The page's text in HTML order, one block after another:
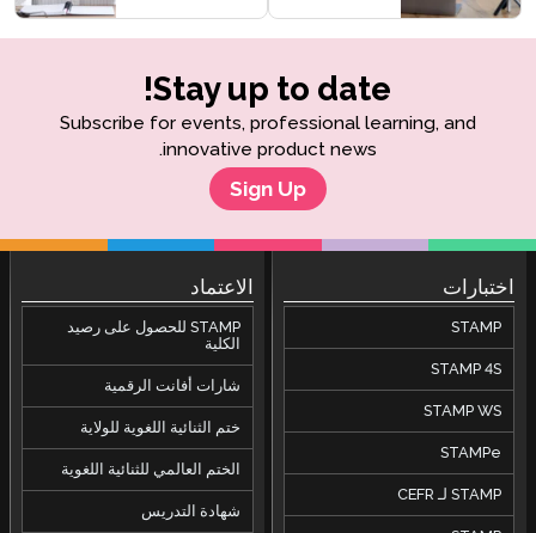
Stay up to date!
Subscribe for events, professional learning, and
innovative product news.
Sign Up
اختبارات
STAMP
STAMP 4S
STAMP WS
STAMPe
STAMP لـ CEFR
الاعتماد
STAMP للحصول على رصيد
الكلية
شارات أفانت الرقمية
ختم الثنائية اللغوية للولاية
الختم العالمي للثنائية اللغوية
شهادة التدريس